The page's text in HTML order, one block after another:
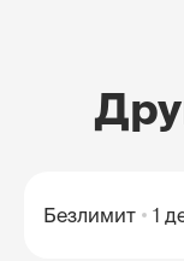
Безлимит 1